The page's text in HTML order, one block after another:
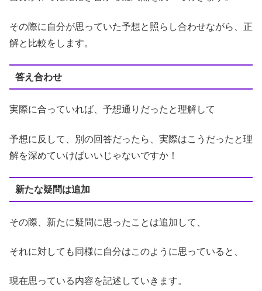
その際に自分が思っていた予想と照らし合わせながら、正
解と比較をします。
答え合わせ
実際に合っていれば、予想通りだったと理解して
予想に反して、別の回答だったら、実際はこうだったと理
解を深めていけばいいじゃないですか！
新たな疑問は追加
その際、新たに疑問に思ったことは追加して、
それに対しても同様に自分はこのように思っていると、
現在思っている内容を記述していきます。